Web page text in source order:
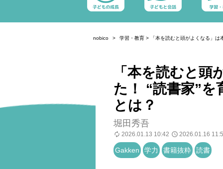
nobico 学習・教育 > 「本を読むと頭がよくなる」は
「本を読むと頭
た！ “読書家”
とは？
堀田秀吾
2026.01.13 10:42 2026.01.16
Gakken 学力 書籍抜粋 読書